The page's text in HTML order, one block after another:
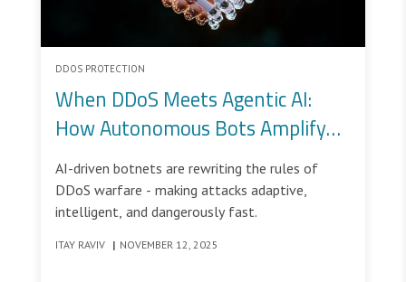
DDOS PROTECTION
When DDoS Meets Agentic AI:
How Autonomous Bots Amplify
Volumetric Attacks
AI-driven botnets are rewriting the rules of
DDoS warfare - making attacks adaptive,
intelligent, and dangerously fast.
ITAY RAVIV | NOVEMBER 12, 2025